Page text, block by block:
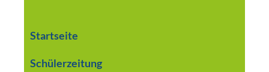
Startseite
Schülerzeitung